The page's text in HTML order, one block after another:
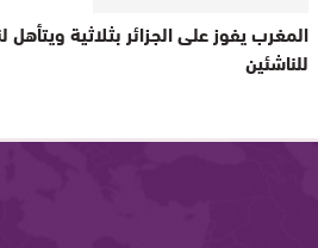
المغرب يفوز على الجزائر بثلاثية
للناشئين